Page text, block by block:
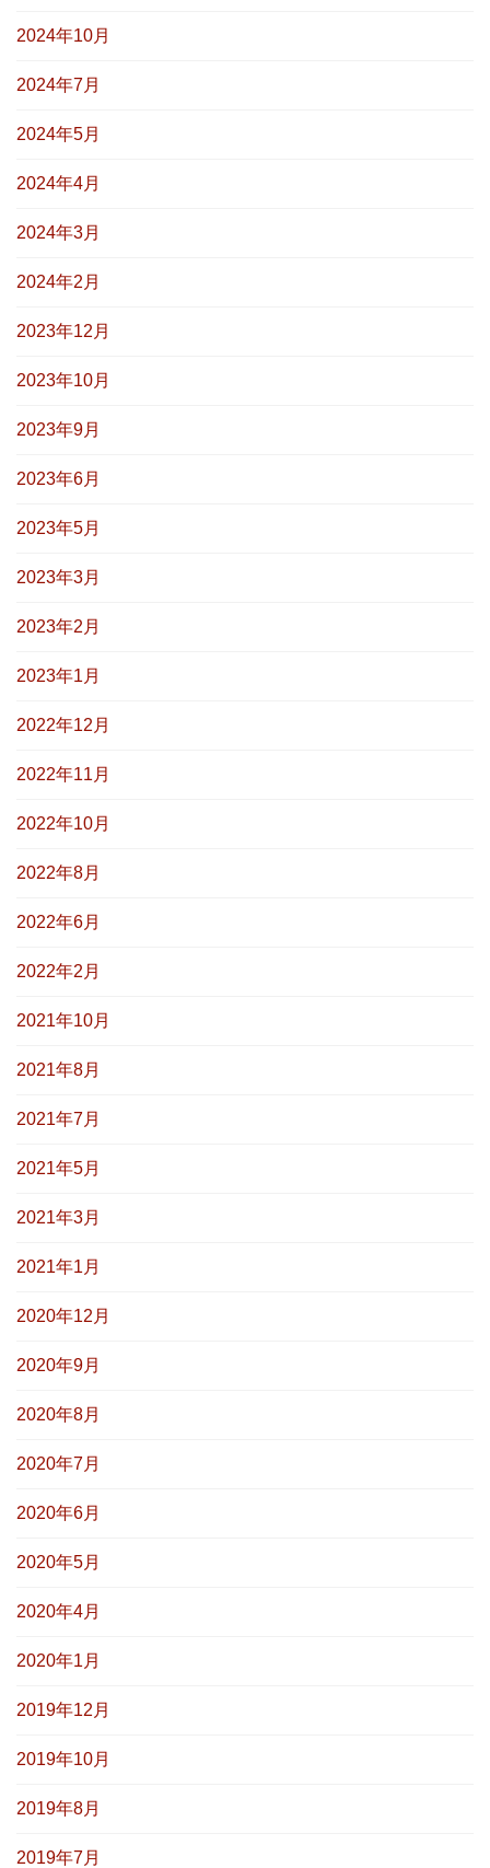
2024年10月
2024年7月
2024年5月
2024年4月
2024年3月
2024年2月
2023年12月
2023年10月
2023年9月
2023年6月
2023年5月
2023年3月
2023年2月
2023年1月
2022年12月
2022年11月
2022年10月
2022年8月
2022年6月
2022年2月
2021年10月
2021年8月
2021年7月
2021年5月
2021年3月
2021年1月
2020年12月
2020年9月
2020年8月
2020年7月
2020年6月
2020年5月
2020年4月
2020年1月
2019年12月
2019年10月
2019年8月
2019年7月